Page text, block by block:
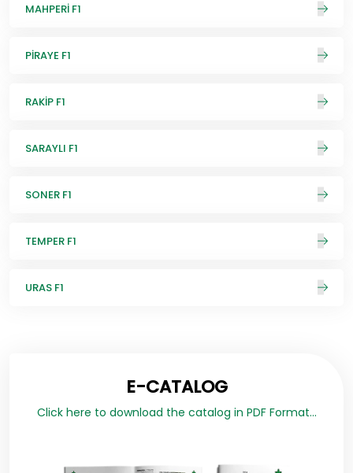
MAHPERİ F1
PİRAYE F1
RAKİP F1
SARAYLI F1
SONER F1
TEMPER F1
URAS F1
E-CATALOG
Click here to download the catalog in PDF Format...